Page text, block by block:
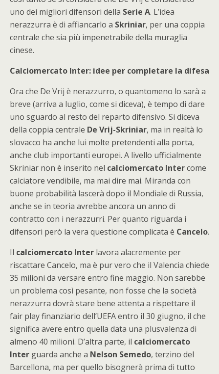
uno dei migliori difensori della Serie A. L’idea
nerazzurra è di affiancarlo a Skriniar, per una coppia
centrale che sia più impenetrabile della muraglia
cinese.
Calciomercato Inter: idee per completare la difesa
Ora che De Vrij è nerazzurro, o quantomeno lo sarà a
breve (arriva a luglio, come si diceva), è tempo di dare
uno sguardo al resto del reparto difensivo. Si diceva
della coppia centrale De Vrij-Skriniar, ma in realtà lo
slovacco ha anche lui molte pretendenti alla porta,
anche club importanti europei. A livello ufficialmente
Skriniar non è inserito nel calciomercato Intercome
calciatore vendibile, ma mai dire mai. Miranda con
buone probabilità lascerà dopo il Mondiale di Russia,
anche se in teoria avrebbe ancora un anno di
contratto con i nerazzurri. Per quanto riguarda i
difensori però la vera questione complicata è Cancelo.
Il calciomercato Inter lavora alacremente per
riscattare Cancelo, ma è pur vero che il Valencia chiede
35 milioni da versare entro fine maggio. Non sarebbe
un problema così pesante, non fosse che la società
nerazzurra dovrà stare bene attenta a rispettare il
fair play finanziario dell’UEFA entro il 30 giugno, il che
significa avere entro quella data una plusvalenza di
almeno 40 milioni. D’altra parte, il calciomercato
Inter guarda anche a Nelson Semedo, terzino del
Barcellona, ma per quello bisognerà prima di tutto